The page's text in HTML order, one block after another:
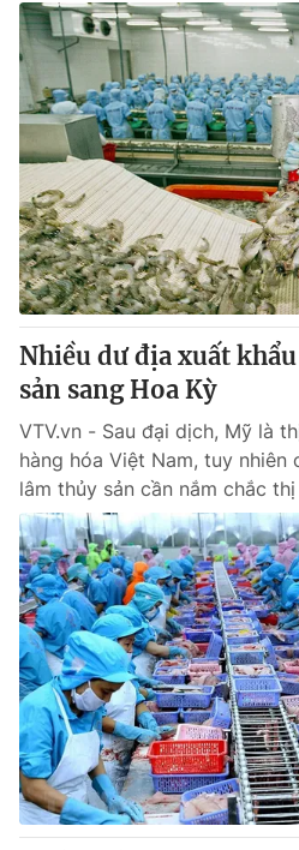
Nhiều dư địa xuất
sản sang Hoa Kỳ
VTV.vn - Sau đại dịch, Mỹ là
hàng hóa Việt Nam, tuy nhiên
lâm thủy sản cần nắm chắc